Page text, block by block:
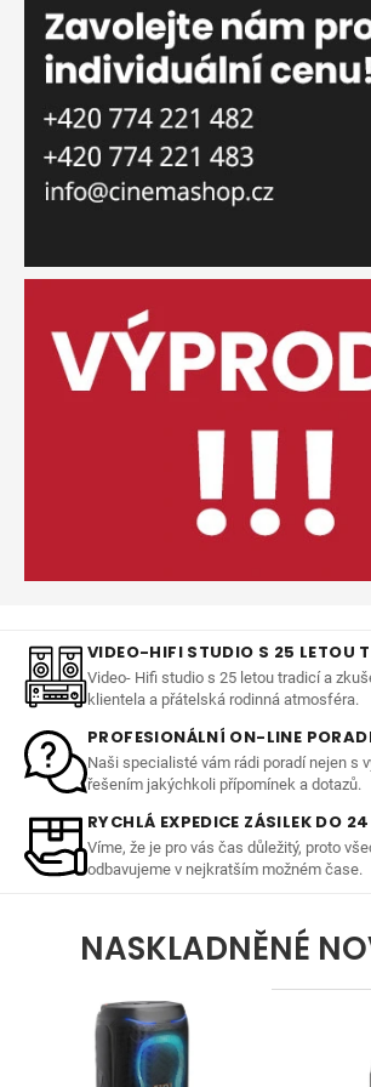
VIDEO-HIFI STUDIO S 25 LETOU
Video- Hifi studio s 25 letou tradicí a
klientela a přátelská rodinná atmosféra.
PROFESIONÁLNÍ ON-LINE
Naši specialisté vám rádi poradí nejen s
řešením jakýchkoli přípomínek a dotazů.
RYCHLÁ EXPEDICE ZÁSILEK DO
Víme, že je pro vás čas důležitý, proto
odbavujeme v nejkratším možném čase.
NASKLADNĚNÉ